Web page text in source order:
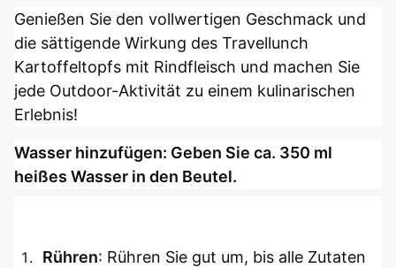
Genießen Sie den vollwertigen Geschmack und
die sättigende Wirkung des Travellunch
Kartoffeltopfs mit Rindfleisch und machen Sie
jede Outdoor-Aktivität zu einem kulinarischen
Erlebnis!
Wasser hinzufügen: Geben Sie ca. 350 ml
heißes Wasser in den Beutel.
Rühren: Rühren Sie gut um, bis alle Zutaten